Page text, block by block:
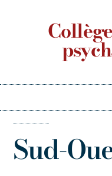
Sud-